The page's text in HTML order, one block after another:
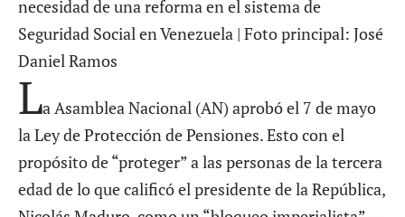
necesidad de una reforma en el sistema de
Seguridad Social en Venezuela | Foto principal: José
Daniel Ramos
La Asamblea Nacional (AN) aprobó el 7 de mayo
laLey de Protección de Pensiones. Esto con el
propósito de “proteger” a las personas de la tercera
edad de lo que calificó el presidente de la República,